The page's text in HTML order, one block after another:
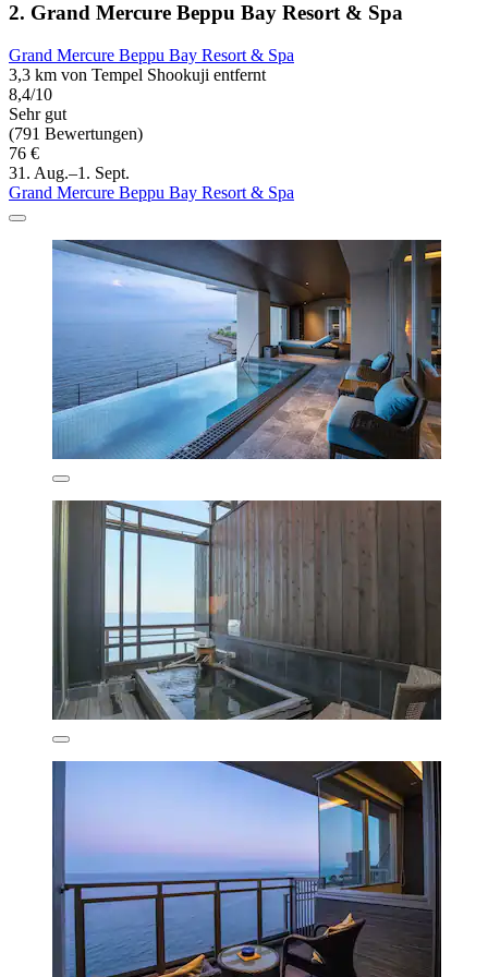
2. Grand Mercure Beppu Bay Resort & Spa
Grand Mercure Beppu Bay Resort & Spa
3,3 km von Tempel Shookuji entfernt
8,4/10
Sehr gut
(791 Bewertungen)
76 €
31. Aug.–1. Sept.
Grand Mercure Beppu Bay Resort & Spa